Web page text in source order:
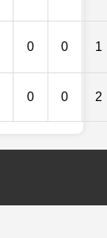
0 0 1
0 0 2